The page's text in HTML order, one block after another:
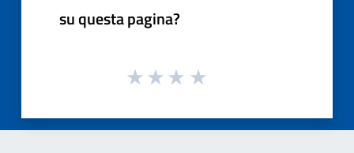
su questa pagina?